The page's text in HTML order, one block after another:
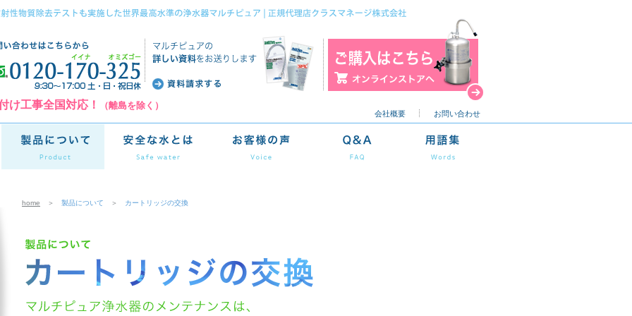
け工事全国対応！ （離島を除く）
会社概要 お問い合わせ
home ＞ 製品について ＞ カートリッジの交換